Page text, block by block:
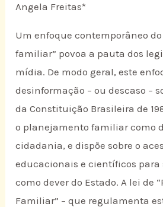
Angela Freitas*
Um enfoque contemporâneo
familiar” povoa a pauta dos
mídia. De modo geral, este
desinformação – ou descaso –
da Constituição Brasileira de
o planejamento familiar como
cidadania, e dispõe sobre o
educacionais e científicos para
como dever do Estado. A lei de
Familiar” – que regulamenta